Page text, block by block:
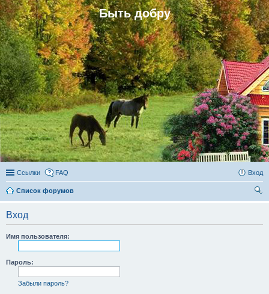
Быть добру
Ссылки FAQ Вход
Список форумов
Вход
Имя пользователя:
Пароль:
Забыли пароль?